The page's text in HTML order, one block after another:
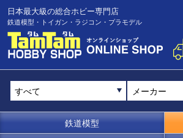
日本最大級の総合ホビー専門店
鉄道模型・トイガン・ラジコン・プラモデル
メーカー
鉄道模型